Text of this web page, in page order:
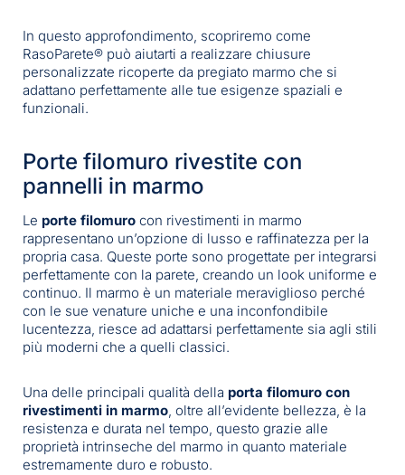
In questo approfondimento, scopriremo come
RasoParete® può aiutarti a realizzare chiusure
personalizzate ricoperte da pregiato marmo che si
adattano perfettamente alle tue esigenze spaziali e
funzionali.
Porte filomuro rivestite con
pannelli in marmo
Le porte filomuro con rivestimenti in marmo
rappresentano un’opzione di lusso e raffinatezza per la
propria casa. Queste porte sono progettate per integrarsi
perfettamente con la parete, creando un look uniforme e
continuo. Il marmo è un materiale meraviglioso perché
con le sue venature uniche e una inconfondibile
lucentezza, riesce ad adattarsi perfettamente sia agli stili
più moderni che a quelli classici.
Una delle principali qualità della porta filomuro con
rivestimenti in marmo, oltre all’evidente bellezza, è la
resistenza e durata nel tempo, questo grazie alle
proprietà intrinseche del marmo in quanto materiale
estremamente duro e robusto.